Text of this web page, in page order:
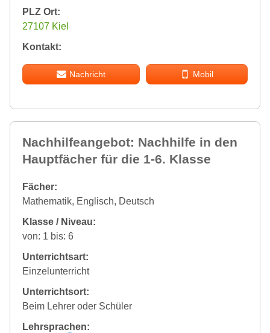
PLZ Ort:
27107 Kiel
Kontakt:
Nachricht Mobil
Nachhilfeangebot: Nachhilfe in den
Hauptfächer für die 1-6. Klasse
Fächer:
Mathematik, Englisch, Deutsch
Klasse / Niveau:
von: 1 bis: 6
Unterrichtsart:
Einzelunterricht
Unterrichtsort:
Beim Lehrer oder Schüler
Lehrsprachen: